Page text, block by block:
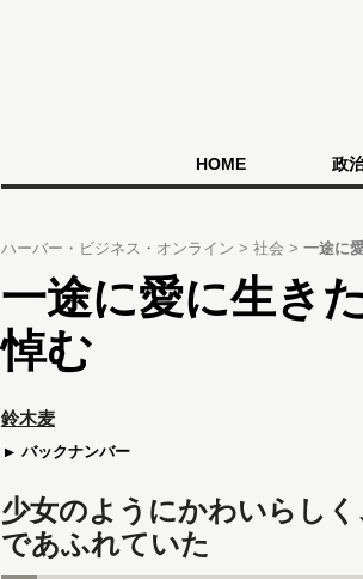
HOME 政
ハーバー・ビジネス・オンライン 社会 一途に
一途に愛に生き
悼む
鈴木麦
バックナンバー
少女のようにかわいらし
であふれていた